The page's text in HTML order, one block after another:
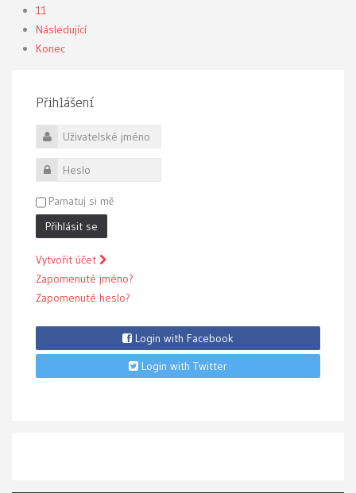
11
Následující
Konec
Přihlášení
Uživatelské jméno
Heslo
Pamatuj si mě
Přihlásit se
Vytvořit účet
Zapomenuté jméno?
Zapomenuté heslo?
Login with Facebook
Login with Twitter